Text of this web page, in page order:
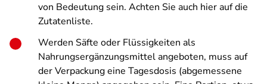
von Bedeutung sein. Achten Sie auch hier auf die
Zutatenliste.
Werden Säfte oder Flüssigkeiten als
Nahrungsergänzungsmittel angeboten, muss auf
der Verpackung eine Tagesdosis (abgemessene